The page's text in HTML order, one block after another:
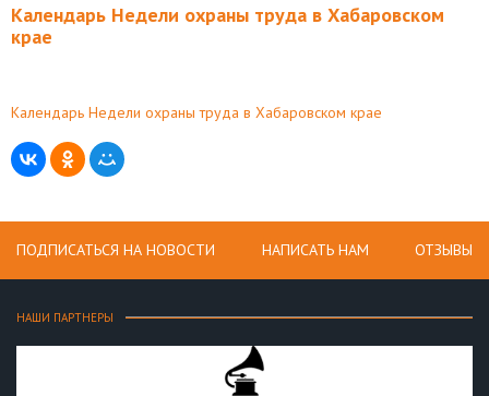
Календарь Недели охраны труда в Хабаровском
крае
Календарь Недели охраны труда в Хабаровском крае
ПОДПИСАТЬСЯ НА НОВОСТИ НАПИСАТЬ НАМ ОТЗЫВЫ
НАШИ ПАРТНЕРЫ